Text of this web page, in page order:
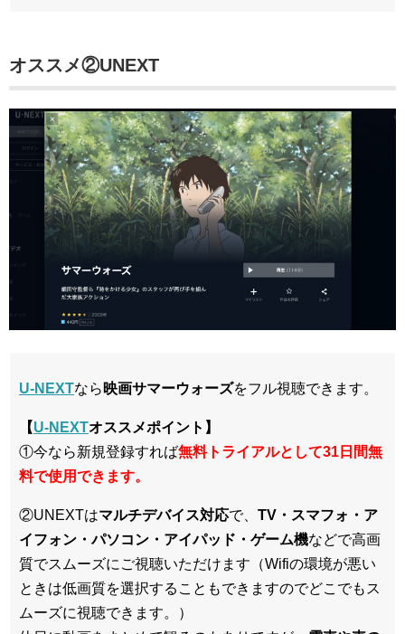
オススメ②UNEXT
U-NEXTなら 映画サマーウォーズをフル視聴できます。
【U-NEXTオススメポイント】
①今なら新規登録すれば無料トライアルとして31日間無
料で使用できます。
②UNEXTはマルチデバイス対応で、 TV・スマフォ・ア
イフォン・パソコン・アイパッド・ゲーム機などで高画
質でスムーズにご視聴いただけます（Wifiの環境が悪い
ときは低画質を選択することもできますのでどこでもス
ムーズに視聴できます。）